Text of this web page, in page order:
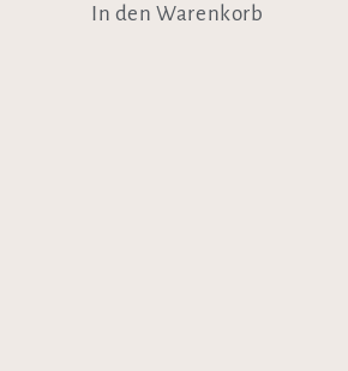
In den Warenkorb